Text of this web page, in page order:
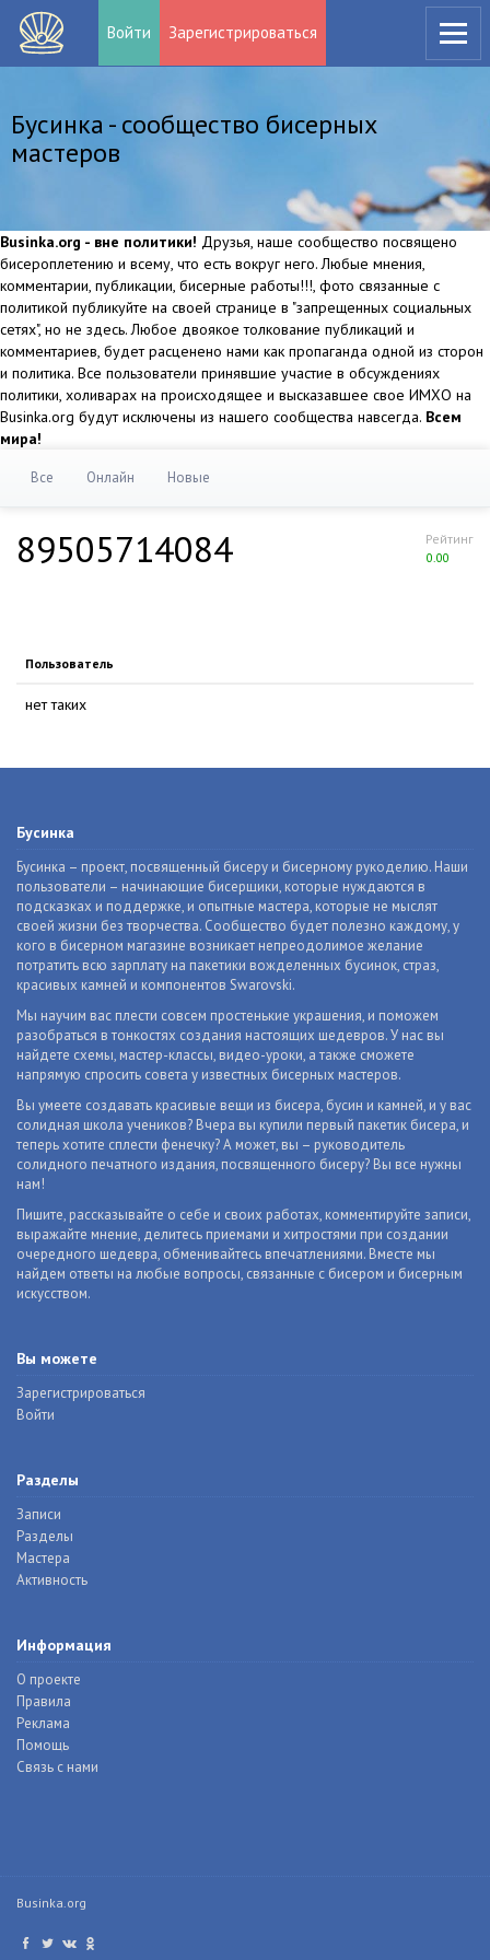
Войти Зарегистрироваться
Бусинка - сообщество бисерных
мастеров
Businka.org - вне политики! Друзья, наше сообщество посвящено
бисероплетению и всему, что есть вокруг него. Любые мнения,
комментарии, публикации, бисерные работы!!!, фото связанные с
политикой публикуйте на своей странице в "запрещенных социальных
сетях", но не здесь. Любое двоякое толкование публикаций и
комментариев, будет расценено нами как пропаганда одной из сторон
и политика. Все пользователи принявшие участие в обсуждениях
политики, холиварах на происходящее и высказавшее свое ИМХО на
Businka.org будут исключены из нашего сообщества навсегда. Всем
мира!
Все Онлайн Новые
Рейтинг
0.00
89505714084
Пользователь
нет таких
Бусинка
Бусинка – проект, посвященный бисеру и бисерному рукоделию. Наши
пользователи – начинающие бисерщики, которые нуждаются в
подсказках и поддержке, и опытные мастера, которые не мыслят
своей жизни без творчества. Сообщество будет полезно каждому, у
кого в бисерном магазине возникает непреодолимое желание
потратить всю зарплату на пакетики вожделенных бусинок, страз,
красивых камней и компонентов Swarovski.
Мы научим вас плести совсем простенькие украшения, и поможем
разобраться в тонкостях создания настоящих шедевров. У нас вы
найдете схемы, мастер-классы, видео-уроки, а также сможете
напрямую спросить совета у известных бисерных мастеров.
Вы умеете создавать красивые вещи из бисера, бусин и камней, и у вас
солидная школа учеников? Вчера вы купили первый пакетик бисера, и
теперь хотите сплести фенечку? А может, вы – руководитель
солидного печатного издания, посвященного бисеру? Вы все нужны
нам!
Пишите, рассказывайте о себе и своих работах, комментируйте записи,
выражайте мнение, делитесь приемами и хитростями при создании
очередного шедевра, обменивайтесь впечатлениями. Вместе мы
найдем ответы на любые вопросы, связанные с бисером и бисерным
искусством.
Вы можете
Зарегистрироваться
Войти
Разделы
Записи
Разделы
Мастера
Активность
Информация
О проекте
Правила
Реклама
Помощь
Связь с нами
Businka.org